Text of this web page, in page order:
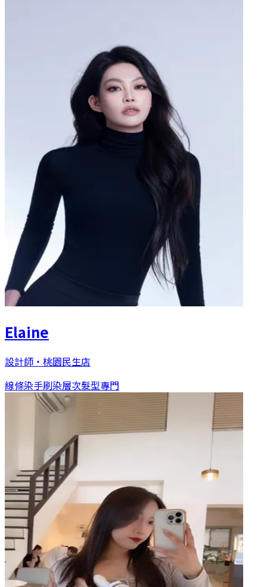
Elaine
設計師 ・ 桃園民生店
線條染手刷染層次髮型專門